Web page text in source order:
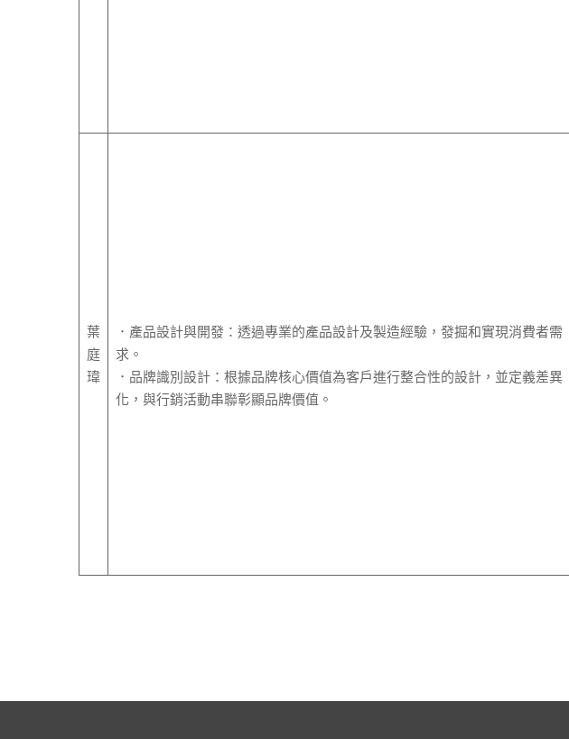
葉
庭
瑋
．產品設計與開發：透過專業的產品設計及製造經驗，發掘和實現消費者需
求。
．品牌識別設計：根據品牌核心價值為客戶進行整合性的設計，並定義差異
化，與行銷活動串聯彰顯品牌價值。